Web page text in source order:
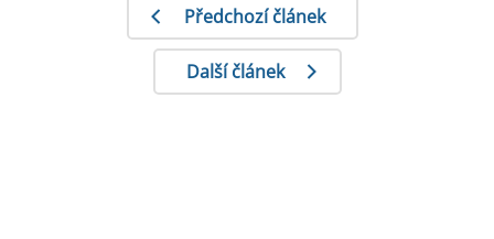
Předchozí článek
Další článek